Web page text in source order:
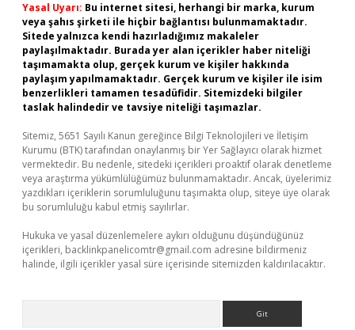
Yasal Uyarı: Bu internet sitesi, herhangi bir marka, kurum
veya şahıs şirketi ile hiçbir bağlantısı bulunmamaktadır.
Sitede yalnızca kendi hazırladığımız makaleler
paylaşılmaktadır. Burada yer alan içerikler haber niteliği
taşımamakta olup, gerçek kurum ve kişiler hakkında
paylaşım yapılmamaktadır. Gerçek kurum ve kişiler ile isim
benzerlikleri tamamen tesadüfidir. Sitemizdeki bilgiler
taslak halindedir ve tavsiye niteliği taşımazlar.
Sitemiz, 5651 Sayılı Kanun gereğince Bilgi Teknolojileri ve İletişim
Kurumu (BTK) tarafından onaylanmış bir Yer Sağlayıcı olarak hizmet
vermektedir. Bu nedenle, sitedeki içerikleri proaktif olarak denetleme
veya araştırma yükümlülüğümüz bulunmamaktadır. Ancak, üyelerimiz
yazdıkları içeriklerin sorumluluğunu taşımakta olup, siteye üye olarak
bu sorumluluğu kabul etmiş sayılırlar.
Hukuka ve yasal düzenlemelere aykırı olduğunu düşündüğünüz
içerikleri, backlinkpanelicomtr@gmail.com adresine bildirmeniz
halinde, ilgili içerikler yasal süre içerisinde sitemizden kaldırılacaktır.